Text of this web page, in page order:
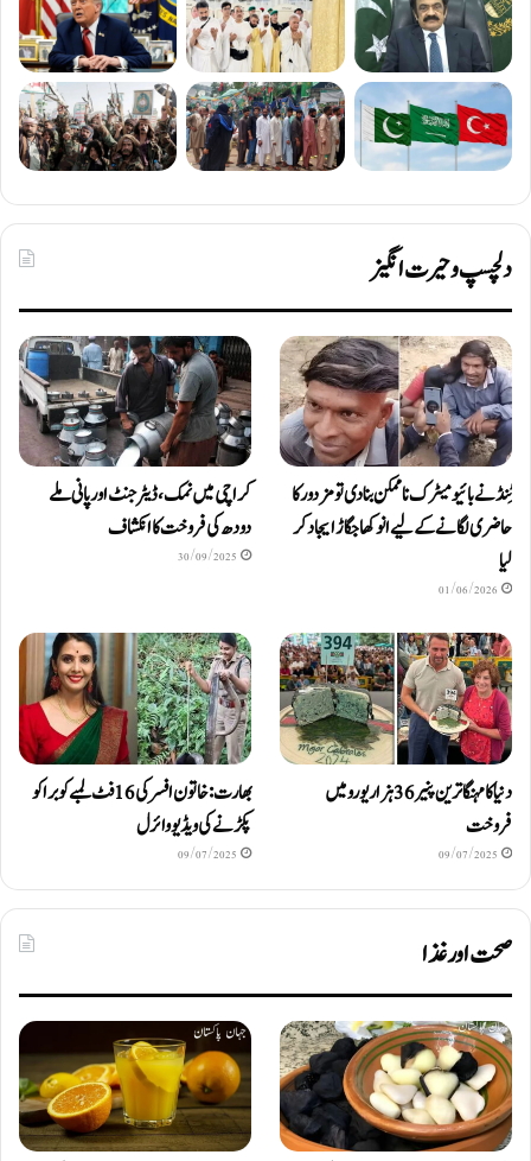
دلچسپ و حیرت انگیز
ٹِنڈ نے بائیومیٹرک ناممکن بنا دی تو مزدور کا
حاضری لگانے کے لیے انوکھا جگاڑ ایجاد کر
لیا
01/06/2026
کراچی میں نمک، ڈیٹرجنٹ اور پانی ملے
دودھ کی فروخت کا انکشاف
30/09/2025
دنیا کا مہنگا ترین پنیر 36 ہزار یورو میں
فروخت
09/07/2025
بھارت: خاتون افسر کی 16 فٹ لمبے کوبرا کو
پکڑنے کی ویڈیو وائرل
09/07/2025
صحت اور غذا